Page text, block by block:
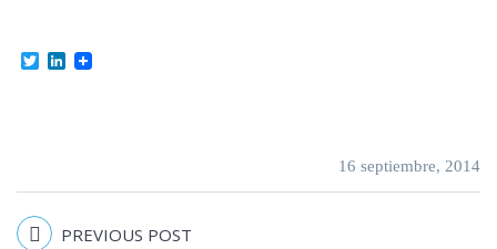
TwitterLinkedIn
16 septiembre, 2014
PREVIOUS POST